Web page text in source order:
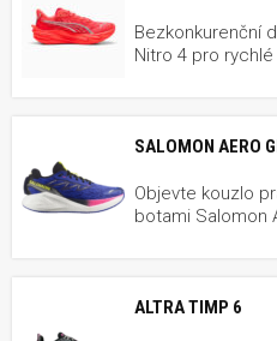
Bezkonkurenční
Nitro 4 pro
SALOMON AERO
Objevte kouzlo
botami Salomon
ALTRA TIMP 6